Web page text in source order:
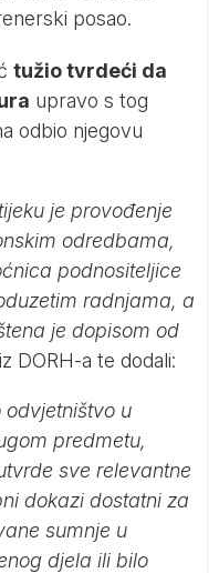
posao.
tužio tvrdeći da
upravo s tog
odbio njegovu
je provođenje
odredbama,
podnositeljice
radnjama, a
je dopisom od
DORH-a te dodali:
u
predmetu,
sve relevantne
dokazi dostatni za
sumnje u
djela ili bilo